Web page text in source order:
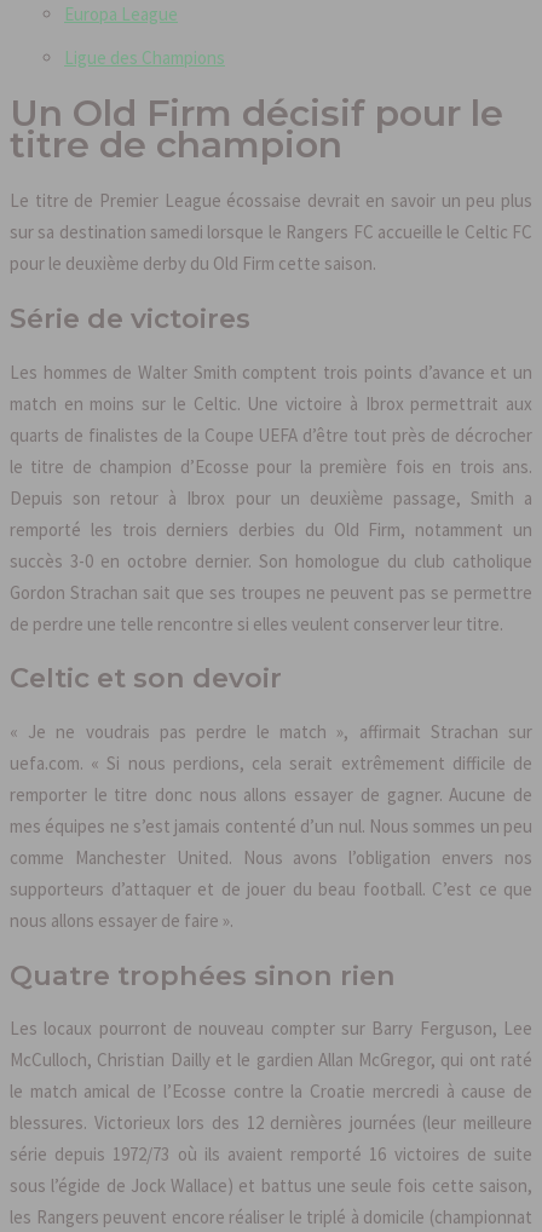
Europa League
Ligue des Champions
Un Old Firm décisif pour le
titre de champion
Le titre de Premier League écossaise devrait en savoir un peu plus
sur sa destination samedi lorsque le Rangers FC accueille le Celtic FC
pour le deuxième derby du Old Firm cette saison.
Série de victoires
Les hommes de Walter Smith comptent trois points d’avance et un
match en moins sur le Celtic. Une victoire à Ibrox permettrait aux
quarts de finalistes de la Coupe UEFA d’être tout près de décrocher
le titre de champion d’Ecosse pour la première fois en trois ans.
Depuis son retour à Ibrox pour un deuxième passage, Smith a
remporté les trois derniers derbies du Old Firm, notamment un
succès 3-0 en octobre dernier. Son homologue du club catholique
Gordon Strachan sait que ses troupes ne peuvent pas se permettre
de perdre une telle rencontre si elles veulent conserver leur titre.
Celtic et son devoir
« Je ne voudrais pas perdre le match », affirmait Strachan sur
uefa.com. « Si nous perdions, cela serait extrêmement difficile de
remporter le titre donc nous allons essayer de gagner. Aucune de
mes équipes ne s’est jamais contenté d’un nul. Nous sommes un peu
comme Manchester United. Nous avons l’obligation envers nos
supporteurs d’attaquer et de jouer du beau football. C’est ce que
nous allons essayer de faire ».
Quatre trophées sinon rien
Les locaux pourront de nouveau compter sur Barry Ferguson, Lee
McCulloch, Christian Dailly et le gardien Allan McGregor, qui ont raté
le match amical de l’Ecosse contre la Croatie mercredi à cause de
blessures. Victorieux lors des 12 dernières journées (leur meilleure
série depuis 1972/73 où ils avaient remporté 16 victoires de suite
sous l’égide de Jock Wallace) et battus une seule fois cette saison,
les Rangers peuvent encore réaliser le triplé à domicile (championnat